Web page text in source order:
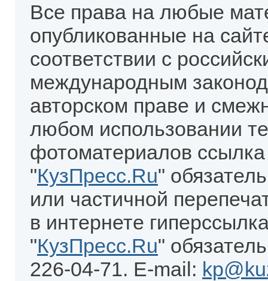
Все права на любые
опубликованные на
соответствии с
международным
авторском праве и
любом использовании
фотоматериалов
"КузПресс.Ru"
или частичной
в интернете
"КузПресс.Ru"
226-04-71. E-mail: